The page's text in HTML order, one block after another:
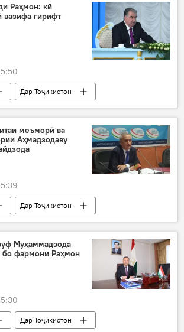
Раҳмон: кӣ
вазифа гирифт
Дар Тоҷикистон
фавқулода
меъморӣ ва
Аҳмадзодаву
Дар Тоҷикистон
фавқулода
Муҳаммадзода
бо фармони Раҳмон
Дар Тоҷикистон